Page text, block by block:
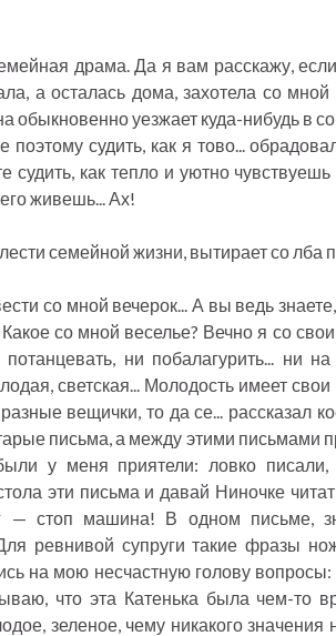
драма. Да я вам расскажу,
а осталась дома, захотела со
обыкновенно уезжает куда-нибудь в
судить, как я тово...
как тепло и уютно чувствуешь
живешь... Ах!
семейной жизни, вытирает со лба
со мной вечерок... А вы ведь
со мной веселье? Вечно я со
ни побалагурить... ни
светская... Молодость имеет
вещички, то да се... рассказал
письма, а между этими
у меня приятели: ловко
эти письма и давай Ниночке
— стоп машина! В одном письме,
Для ревнивой супруги такие фразы
на мою несчастную голову вопросы:
что эта Катенька была чем-то
зеленое, чему никакого значения